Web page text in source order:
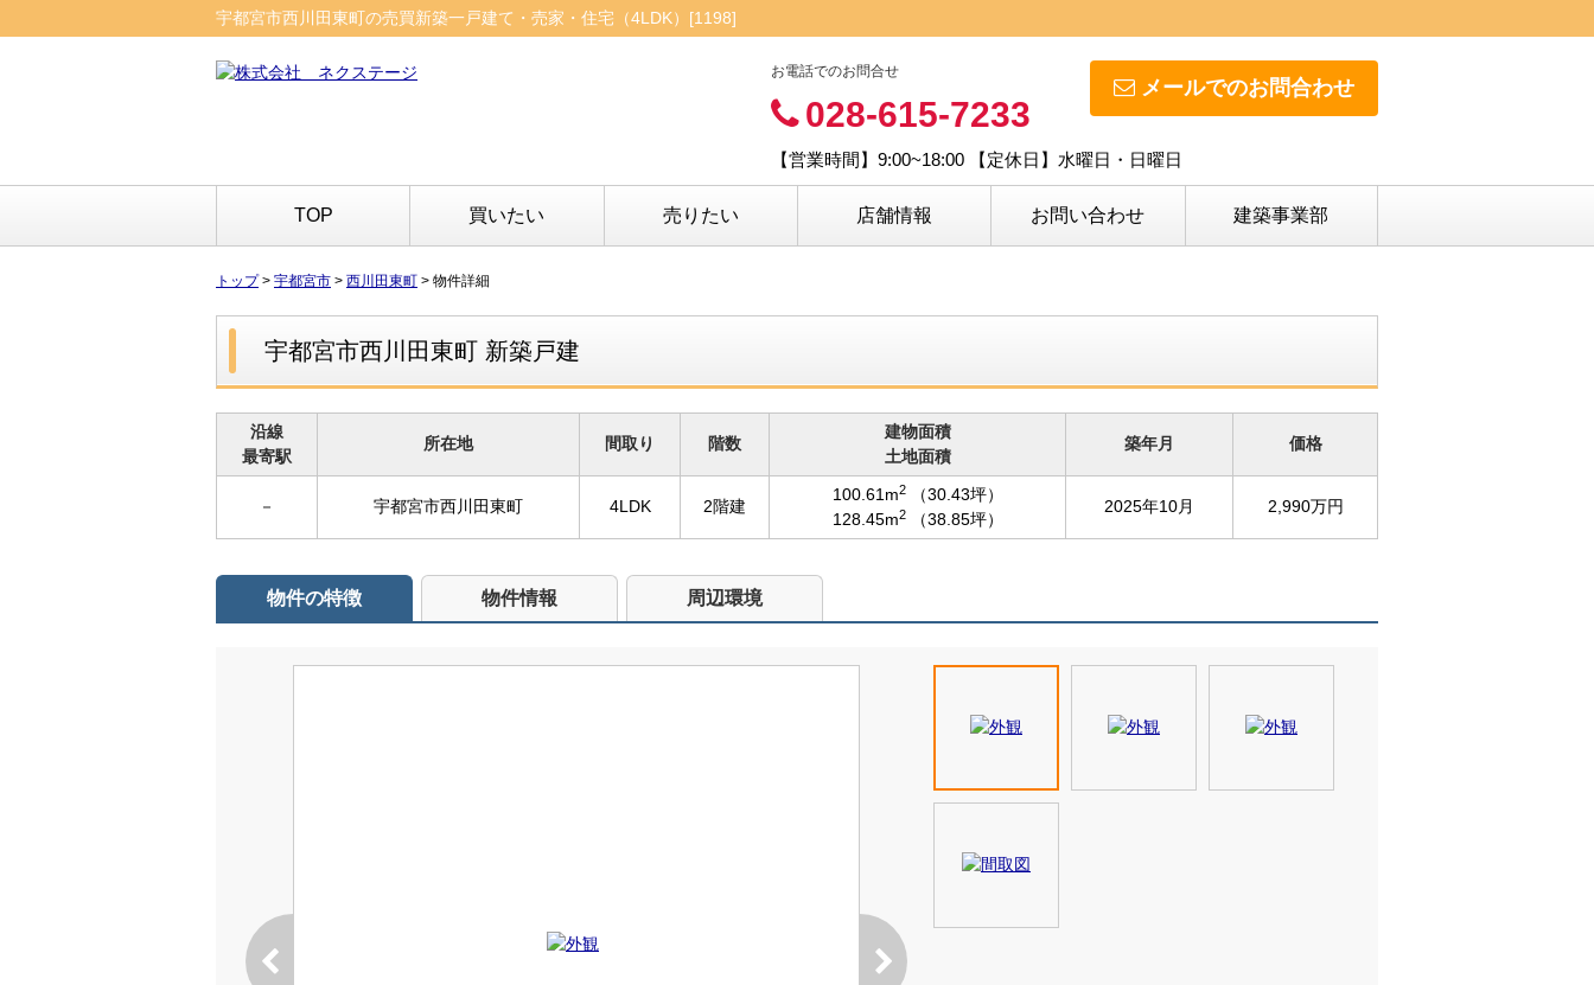
宇都宮市西川田東町の売買新築一戸建て・売家・住宅（4LDK）[1198]
メールでのお問合わせ
お電話でのお問合せ
028-615-7233
【営業時間】9:00~18:00 【定休日】水曜日・日曜日
TOP 買いたい 売りたい 店舗情報 お問い合わせ 建築事業部
トップ> 宇都宮市 > 西川田東町 > 物件詳細
宇都宮市西川田東町 新築戸建
沿線
最寄駅
所在地 間取り 階数
建物面積
土地面積
築年月 価格
－ 宇都宮市西川田東町 4LDK 2階建
100.61m2
（30.43坪）
128.45m2 （38.85坪）
2025年10月 2,990万円
物件の特徴 物件情報 周辺環境